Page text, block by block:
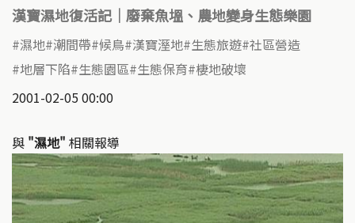
漢寶濕地復活記｜廢棄魚塭、農地變身生態樂園
濕地 潮間帶 候鳥 漢寶溼地 生態旅遊 社區營造
地層下陷 生態園區 生態保育 棲地破壞
2001-02-05 00:00
與 "濕地" 相關報導